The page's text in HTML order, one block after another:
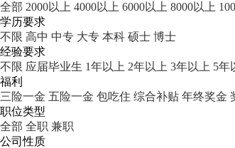
全部 2000以上 4000以上 6000以上 8000以上
学历要求
不限 高中 中专 大专 本科 硕士 博士
经验要求
不限 应届毕业生 1年以上 2年以上 3年以上 5年
福利
三险一金 五险一金 包吃住 综合补贴 年终奖金
职位类型
全部 全职 兼职
公司性质